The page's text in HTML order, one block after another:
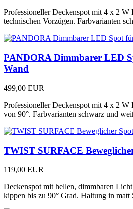
Professioneller Deckenspot mit 4 x 2
technischen Vorzügen. Farbvarianten
PANDORA Dimmbarer LED
Wand
499,00 EUR
Professioneller Deckenspot mit 4 x 2
von 90°. Farbvarianten schwarz und
TWIST SURFACE
119,00 EUR
Deckenspot mit hellen, dimmbaren
kippen bis zu 90° Grad. Haltung in matt